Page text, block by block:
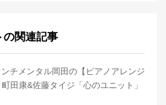
の関連記事
チメンタル岡田の【ピアノアレンジ
田康&佐藤タイジ「心のユニット」